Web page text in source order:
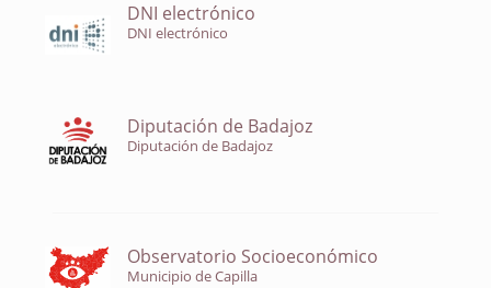
DNI electrónico
DNI electrónico
Diputación de Badajoz
Diputación de Badajoz
Observatorio Socioeconómico
Municipio de Capilla